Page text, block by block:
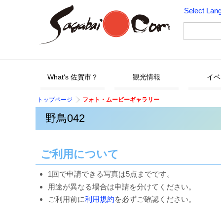
Select
What's 佐賀市？ 観光情報 イ
トップページ フォト・ムービーギャラリー
野鳥042
ご利用について
1回で申請できる写真は5点までです。
用途が異なる場合は申請を分けてください。
ご利用前に利用規約を必ずご確認ください。